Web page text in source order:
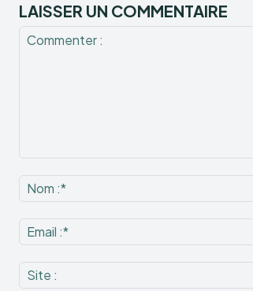
LAISSER UN COMMENTAIRE